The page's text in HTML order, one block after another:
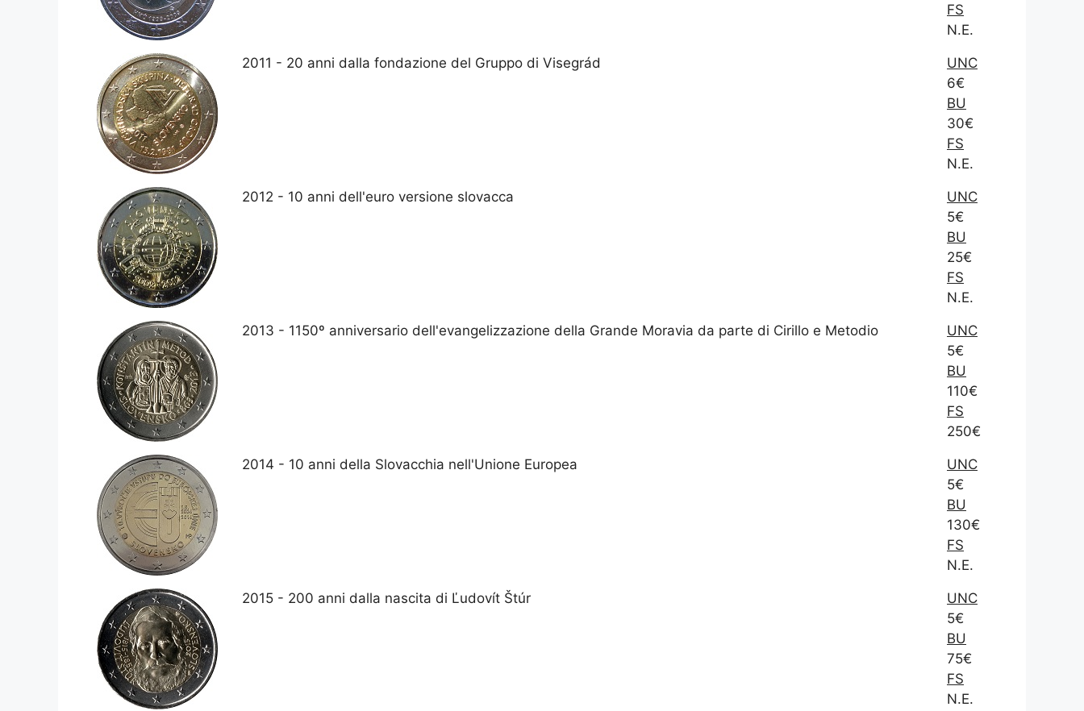
FS
N.E.
2011 - 20 anni dalla fondazione del Gruppo di Visegrád
UNC
6€
BU
30€
FS
N.E.
2012 - 10 anni dell'euro versione slovacca
UNC
5€
BU
25€
FS
N.E.
2013 - 1150º anniversario dell'evangelizzazione della Grande Moravia da parte di Cirillo e Metodio
UNC
5€
BU
110€
FS
250€
2014 - 10 anni della Slovacchia nell'Unione Europea
UNC
5€
BU
130€
FS
N.E.
2015 - 200 anni dalla nascita di Ľudovít Štúr
UNC
5€
BU
75€
FS
N.E.